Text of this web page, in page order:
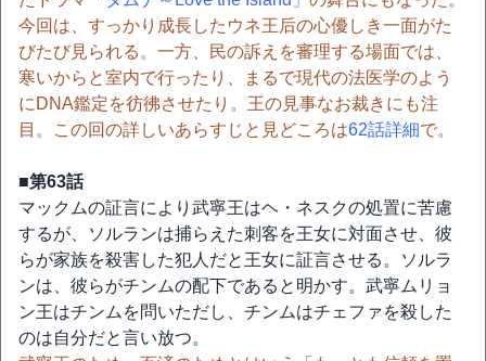
今回は、すっかり成長したウネ王后の心優しき一面がた
びたび見られる。一方、民の訴えを審理する場面では、
寒いからと室内で行ったり、まるで現代の法医学のよう
にDNA鑑定を彷彿させたり。王の見事なお裁きにも注
目。この回の詳しいあらすじと見どころは62話詳細で。
■第63話
マックムの証言により武寧王はヘ・ネスクの処置に苦慮
するが、ソルランは捕らえた刺客を王女に対面させ、彼
らが家族を殺害した犯人だと王女に証言させる。ソルラ
ンは、彼らがチンムの配下であると明かす。武寧ムリョ
ン王はチンムを問いただし、チンムはチェファを殺した
のは自分だと言い放つ。